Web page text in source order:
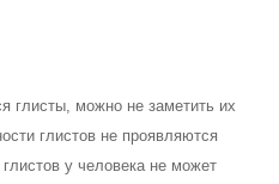
глисты, можно не заметить их
глистов не проявляются
у человека не может